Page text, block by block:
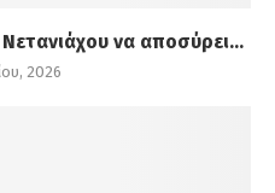
να αποσύρει...
2026